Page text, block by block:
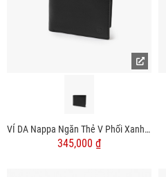
VÍ DA Nappa Ngăn Thẻ V Phối Xanh Dáng Ngang BV064
345,000 ₫